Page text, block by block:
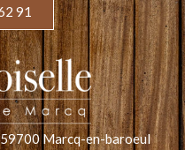
91
Marcq-en-baroeul